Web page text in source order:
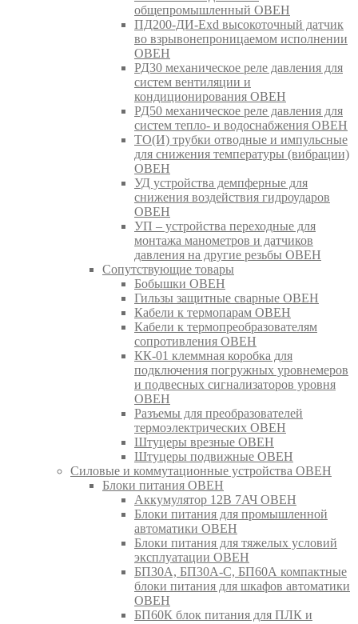
общепромышленный ОВЕН
ПД200-ДИ-Exd высокоточный датчик
во взрывонепроницаемом исполнении
ОВЕН
РД30 механическое реле давления для
систем вентиляции и
кондиционирования ОВЕН
РД50 механическое реле давления для
систем тепло- и водоснабжения ОВЕН
ТО(И) трубки отводные и импульсные
для снижения температуры (вибрации)
ОВЕН
УД устройства демпферные для
снижения воздействия гидроударов
ОВЕН
УП – устройства переходные для
монтажа манометров и датчиков
давления на другие резьбы ОВЕН
Сопутствующие товары
Бобышки ОВЕН
Гильзы защитные сварные ОВЕН
Кабели к термопарам ОВЕН
Кабели к термопреобразователям
сопротивления ОВЕН
КК-01 клеммная коробка для
подключения погружных уровнемеров
и подвесных сигнализаторов уровня
ОВЕН
Разъемы для преобразователей
термоэлектрических ОВЕН
Штуцеры врезные ОВЕН
Штуцеры подвижные ОВЕН
Силовые и коммутационные устройства ОВЕН
Блоки питания ОВЕН
Аккумулятор 12В 7АЧ ОВЕН
Блоки питания для промышленной
автоматики ОВЕН
Блоки питания для тяжелых условий
эксплуатации ОВЕН
БП30А, БП30А-С, БП60А компактные
блоки питания для шкафов автоматики
ОВЕН
БП60К блок питания для ПЛК и